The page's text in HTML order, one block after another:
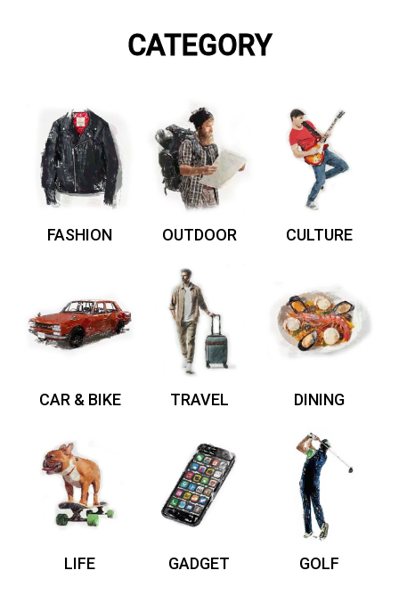
CATEGORY
FASHION OUTDOOR CULTURE
CAR & BIKE TRAVEL DINING
LIFE GADGET GOLF